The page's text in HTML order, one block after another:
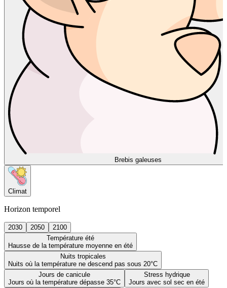
Brebis galeuses
Climat
Horizon temporel
2030 2050
2100
Température été
Hausse de la température moyenne en été
Nuits tropicales
Nuits où la température ne descend pas sous 20°C
Jours de canicule
Jours où la température dépasse 35°C
Stress hydrique
Jours avec sol sec en été